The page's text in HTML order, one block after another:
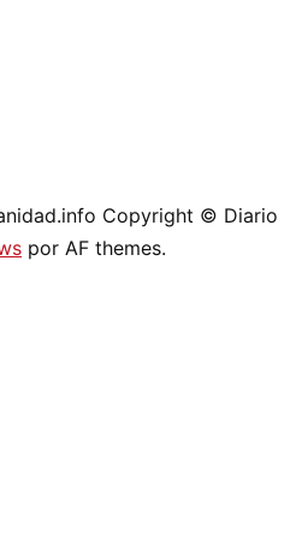
Copyright © Diario
por AF themes.